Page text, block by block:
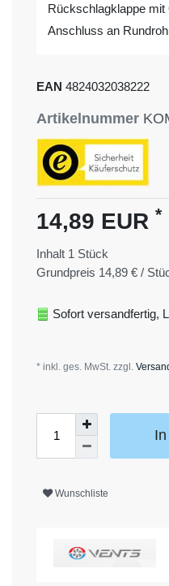
Rückschlagklappe
Anschluss an
EAN 4824032038222
Artikelnummer
14,89 EUR *
Inhalt 1 Stück
Grundpreis 14,89 € /
Sofort versandfertig,
* inkl. ges. MwSt. zzgl.
Wunschliste